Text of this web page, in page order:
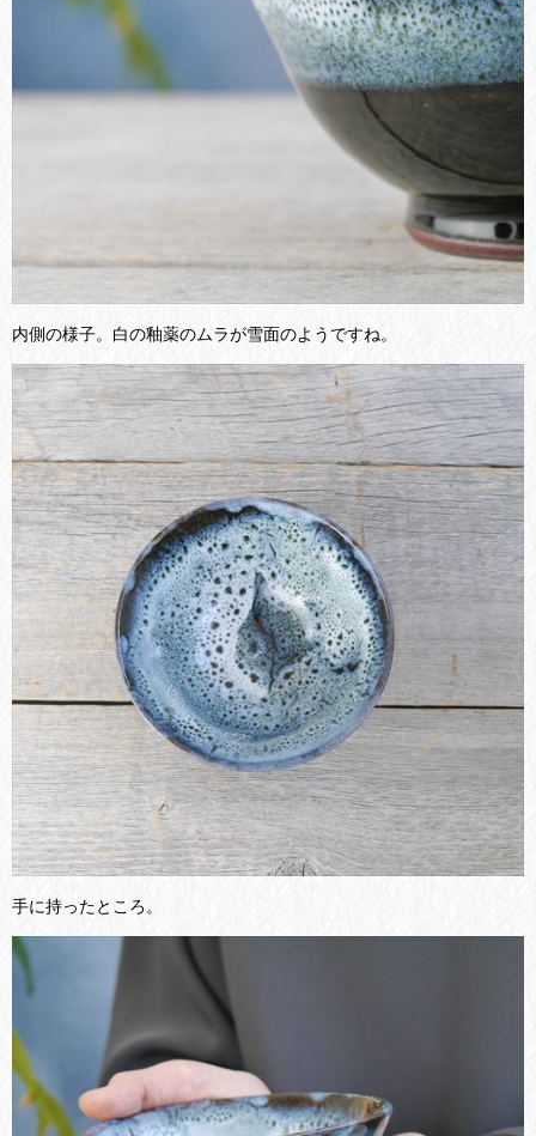
内側の様子。白の釉薬のムラが雪面のようですね。
手に持ったところ。